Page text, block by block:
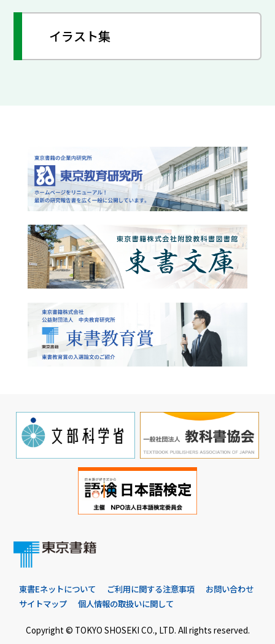
イラスト集
東書Eネットについて ご利用に関する注意事項
お問い合わせ
サイトマップ
個人情報の取扱いに関して
Copyright © TOKYO SHOSEKI CO., LTD. All rights reserved.